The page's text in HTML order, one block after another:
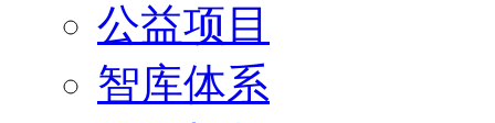
公益项目
智库体系